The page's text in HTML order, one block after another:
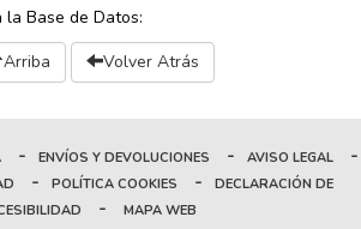
Base de Datos:
Arriba
Volver Atrás
- ENVÍOS Y DEVOLUCIONES - AVISO LEGAL -
- POLÍTICA COOKIES -
DECLARACIÓN DE
- MAPA WEB